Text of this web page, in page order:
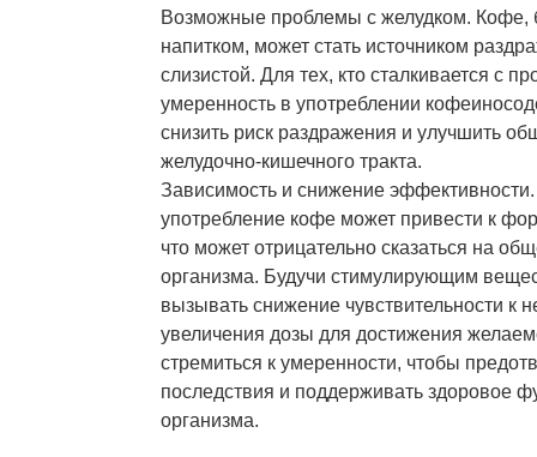
Возможные проблемы с желудком. Кофе,
напитком, может стать источником
слизистой. Для тех, кто сталкивается с
умеренность в употреблении
снизить риск раздражения и улучшить
желудочно-кишечного тракта.
Зависимость и снижение
употребление кофе может привести к
что может отрицательно сказаться на
организма. Будучи стимулирующим
вызывать снижение чувствительности к
увеличения дозы для достижения
стремиться к умеренности, чтобы
последствия и поддерживать здоровое
организма.